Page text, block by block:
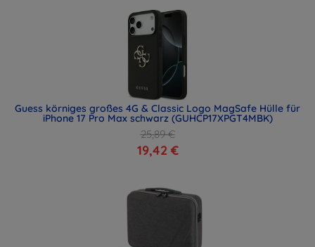
Guess körniges großes 4G & Classic Logo MagSafe Hülle für
iPhone 17 Pro Max schwarz (GUHCP17XPGT4MBK)
25,89 €
19,42 €